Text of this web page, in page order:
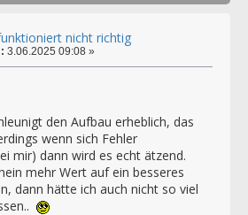
nicht richtig
3.06.2025 09:08 »
den Aufbau erheblich, das
wenn sich Fehler
mir) dann wird es echt ätzend.
mehr Wert auf ein besseres
dann hätte ich auch nicht so viel